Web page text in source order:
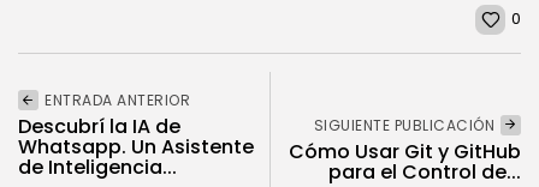
0
ENTRADA ANTERIOR
Descubrí la IA de
Whatsapp. Un Asistente
de Inteligencia...
SIGUIENTE PUBLICACIÓN
Cómo Usar Git y GitHub
para el Control de...